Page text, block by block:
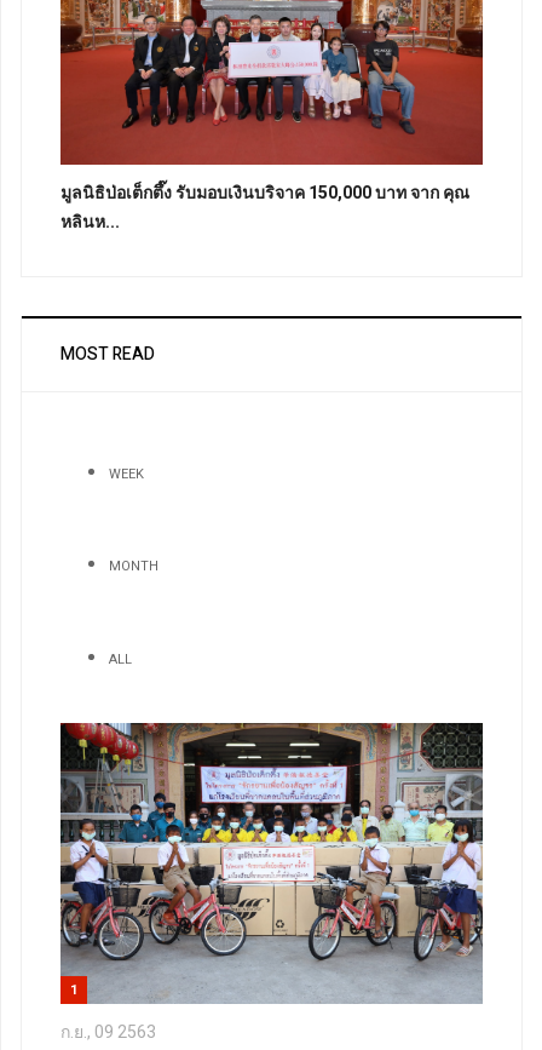
มูลนิธิป่อเต็กตึ๊ง รับมอบเงินบริจาค 150,000 บาท จาก คุณ
หลินห...
MOST READ
WEEK
MONTH
ALL
1
ก.ย., 09 2563